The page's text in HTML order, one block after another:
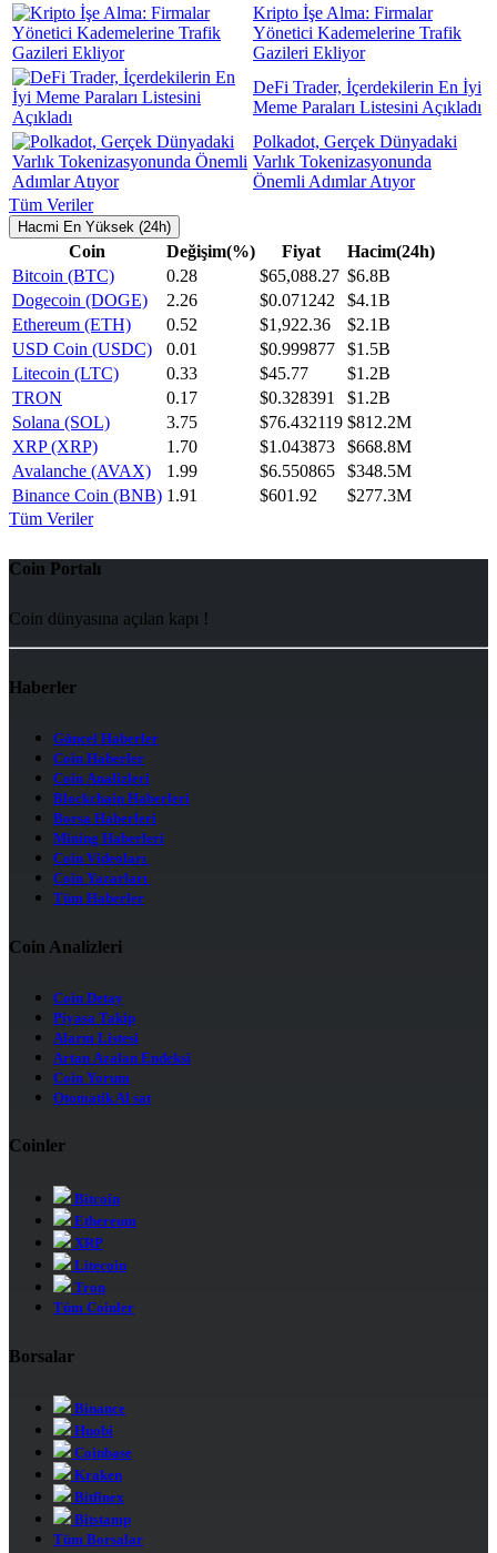
Kripto İşe Alma: Firmalar
Yönetici Kademelerine Trafik
Gazileri Ekliyor
DeFi Trader, İçerdekilerin En İyi
Meme Paraları Listesini Açıkladı
Polkadot, Gerçek Dünyadaki
Varlık Tokenizasyonunda
Önemli Adımlar Atıyor
Tüm Veriler
Hacmi En Yüksek (24h)
Coin Değişim(%) Fiyat
Hacim(24h)
Bitcoin (BTC)
0.28 $65,088.27 $6.8B
Dogecoin (DOGE)
2.26 $0.071242
$4.1B
Ethereum (ETH)
0.52 $1,922.36
$2.1B
USD Coin (USDC)
0.01 $0.999877
$1.5B
Litecoin (LTC)
0.33 $45.77
$1.2B
TRON
0.17 $0.328391
$1.2B
Solana (SOL)
3.75 $76.432119 $812.2M
XRP (XRP)
1.70 $1.043873
$668.8M
Avalanche (AVAX)
1.99 $6.550865
$348.5M
Binance Coin (BNB) 1.91 $601.92
$277.3M
Tüm Veriler
Coin Portalı
Coin dünyasına açılan kapı !
Haberler
Güncel Haberler
Coin Haberler
Coin Analizleri
Blockchain Haberleri
Borsa Haberleri
Mining Haberleri
Coin Videoları
Coin Yazarları
Tüm Haberler
Coin Analizleri
Coin Detay
Piyasa Takip
Alarm Listesi
Artan Azalan Endeksi
Coin Yorum
Otomatik Al sat
Coinler
Bitcoin
Ethereum
XRP
Litecoin
Tron
Tüm Coinler
Borsalar
Binance
Huobi
Coinbase
Kraken
Bitfinex
Bitstamp
Tüm Borsalar